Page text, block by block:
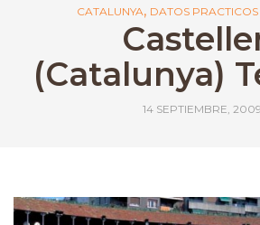
CATALUNYA, DATOS
(Catalunya)
14 SEPTIEMBRE, 2009